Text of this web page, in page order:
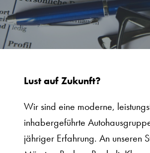
Lust auf Zukunft?
Wir sind eine moderne,
inhabergeführte
jähriger Erfahrung. An unseren